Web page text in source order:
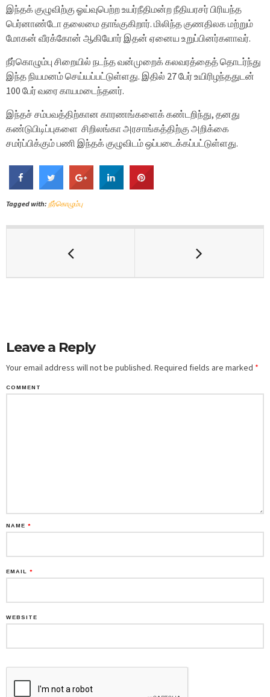
இந்தக் குழுவிற்கு ஓய்வுபெற்ற உயர்நீதிமன்ற நீதியரசர் பிரியந்த
பெர்னாண்டோ தலைமை தாங்குகிறார். மிலிந்த குணதிலக மற்றும்
மோகன் வீரக்கோன் ஆகியோர் இதன் ஏனைய உறுப்பினர்களாவர்.
நீர்கொழும்பு சிறையில் நடந்த வன்முறைக் கலவரத்தைத் தொடர்ந்து
இந்த நியமனம் செய்யப்பட்டுள்ளது. இதில் 27 பேர் உயிரிழந்ததுடன்
100 பேர் வரை காயமடைந்தனர்.
இந்தச் சம்பவத்திற்கான காரணங்களைக் கண்டறிந்து, தனது
கண்டுபிடிப்புகளை சிறிலங்கா அரசாங்கத்திற்கு அறிக்கை
சமர்ப்பிக்கும் பணி இந்தக் குழுவிடம் ஒப்படைக்கப்பட்டுள்ளது.
Tagged with: நீர்கொழும்பு
Leave a Reply
Your email address will not be published. Required fields are marked *
COMMENT
NAME *
EMAIL *
WEBSITE